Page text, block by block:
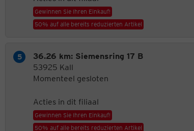
Gewinnen Sie Ihren Einkauf!
50% auf alle bereits reduzierten Artikel
36.26 km: Siemensring 17 B
53925 Kall
Momenteel gesloten
Acties in dit filiaal
Gewinnen Sie Ihren Einkauf!
50% auf alle bereits reduzierten Artikel